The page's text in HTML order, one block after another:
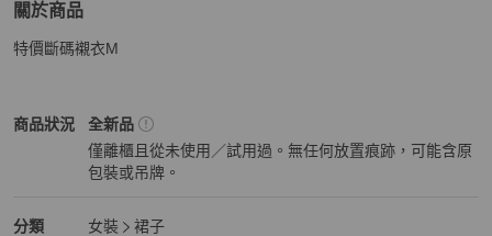
關於商品
關於pinko女款襯衣
特價斷碼襯衣M
商品狀況
PINKO女裝商品狀態與細節
全新品
僅離櫃且從未使用／試用過。無任何放置痕跡，可能含原
包裝或吊牌。
分類
PINKO 女裝分類資訊
女裝
裙子